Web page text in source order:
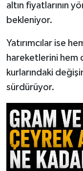
altın fiyatlarının
bekleniyor.
Yatırımcılar ise
hareketlerini hem
kurlarındaki
sürdürüyor.